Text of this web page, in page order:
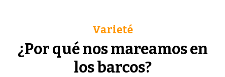
¿Por qué nos mareamos en
los barcos?
Varieté